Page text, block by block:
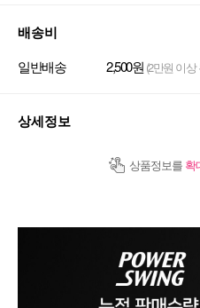
배송비
일반배송 2,500원 (2만원 이
상세정보
상품정보를 확